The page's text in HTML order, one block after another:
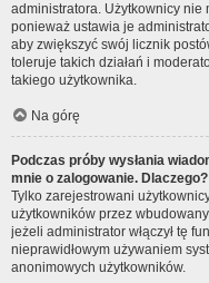
administratora. Użytkownicy
ponieważ ustawia je
aby zwiększyć swój licznik
toleruje takich działań i
takiego użytkownika.
Na górę
Podczas próby wysłania
mnie o zalogowanie. Dlaczego?
Tylko zarejestrowani
użytkowników przez
jeżeli administrator włączył tę
nieprawidłowym używaniem
anonimowych użytkowników.